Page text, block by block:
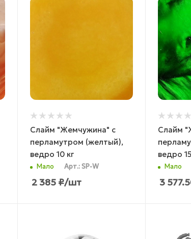
Слайм "Жемчужина" с
перламутром (желтый),
ведро 10 кг
Мало Арт.: SP-W
2 385₽/шт
Слайм
ведро
Мало
3